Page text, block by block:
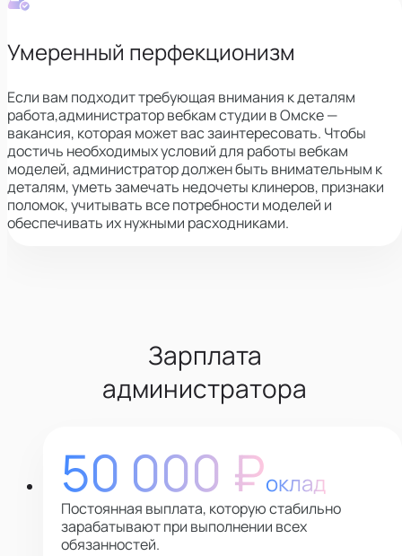
Умеренный перфекционизм
Если вам подходит требующая внимания к деталям
работа,администратор вебкам студии в Омске —
вакансия, которая может вас заинтересовать. Чтобы
достичь необходимых условий для работы вебкам
моделей, администратор должен быть внимательным к
деталям, уметь замечать недочеты клинеров, признаки
поломок, учитывать все потребности моделей и
обеспечивать их нужными расходниками.
Зарплата
администратора
50 000 ₽оклад
Постоянная выплата, которую стабильно
зарабатывают при выполнении всех
обязанностей.